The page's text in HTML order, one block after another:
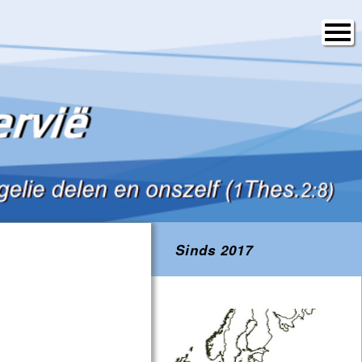
Sinds 2017